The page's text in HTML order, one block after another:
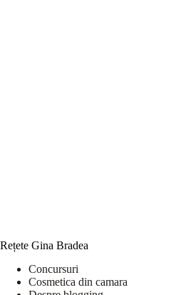
Rețete Gina Bradea
Concursuri
Cosmetica din camara